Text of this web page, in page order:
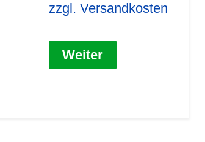
zzgl. Versandkosten
Weiter